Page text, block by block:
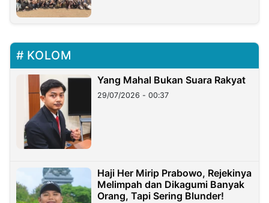
KOLOM
Yang Mahal Bukan Suara Rakyat
29/07/2026 - 00:37
Haji Her Mirip Prabowo, Rejekinya
Melimpah dan Dikagumi Banyak
Orang, Tapi Sering Blunder!